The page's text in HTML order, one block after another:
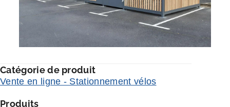
Catégorie de produit
Vente en ligne - Stationnement vélos
Produits